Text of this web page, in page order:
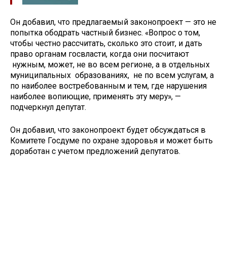
Он добавил, что предлагаемый законопроект — это не
попытка ободрать частный бизнес. «Вопрос о том,
чтобы честно рассчитать, сколько это стоит, и дать
право органам госвласти, когда они посчитают
нужным, может, не во всем регионе, а в отдельных
муниципальных образованиях, не по всем услугам, а
по наиболее востребованным и тем, где нарушения
наиболее вопиющие, применять эту меру», —
подчеркнул депутат.
Он добавил, что законопроект будет обсуждаться в
Комитете Госдуме по охране здоровья и может быть
доработан с учетом предложений депутатов.